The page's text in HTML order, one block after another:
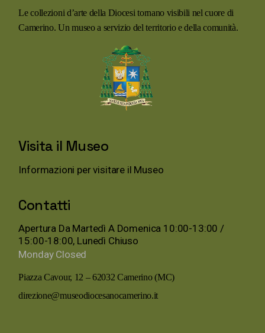
Le collezioni d’arte della Diocesi tornano visibili nel cuore di
Camerino. Un museo a servizio del territorio e della comunità.
Visita il Museo
Informazioni per visitare il Museo
Contatti
Apertura Da Martedì A Domenica 10:00-13:00 /
15:00-18:00, Lunedì Chiuso
Monday Closed
Piazza Cavour, 12 – 62032 Camerino (MC)
direzione@museodiocesanocamerino.it